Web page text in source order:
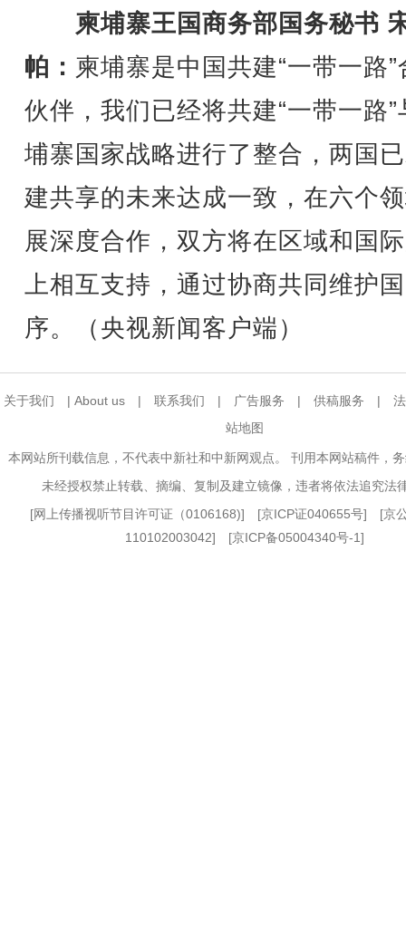
柬埔寨王国商务部国务秘书
帕： 柬埔寨是中国共建“一带一路”
伙伴，我们已经将共建“一带一路”
埔寨国家战略进行了整合，两国
建共享的未来达成一致，在六个
展深度合作，双方将在区域和国
上相互支持，通过协商共同维护
序。（央视新闻客户端）
关于我们 | About us | 联系我们 | 广告服务 | 供稿服务 |
站地图
本网站所刊载信息，不代表中新社和中新网观点。 刊用本网站稿件，
未经授权禁止转载、摘编、复制及建立镜像，违者将依法追究法
[网上传播视听节目许可证（0106168)] [京ICP证040655号] [京
110102003042] [京ICP备05004340号-1]